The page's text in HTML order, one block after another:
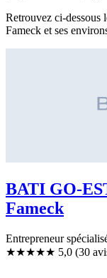
Retrouvez ci-dessous
Fameck et ses
BATI GO-
Fameck
Entrepreneur
★★★★★ 5,0 (30